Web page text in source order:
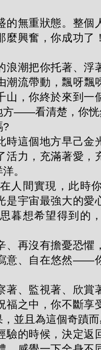
的無重狀態。整個
麼興奮，你成功了
浪潮把你托著、浮
潮流帶動，飄呀
山，你終於來到一
方——看清楚，你
?
時這個地方早己金
活力，充滿著愛，
。
人間實現，此時
是宇宙最強大的愛
暮想希望得到的
、再沒有擔憂恐懼
意、自在悠然——
著、監視著、欣賞
福之中，你不斷享
並且為這個奇蹟
驗的時候，決定返